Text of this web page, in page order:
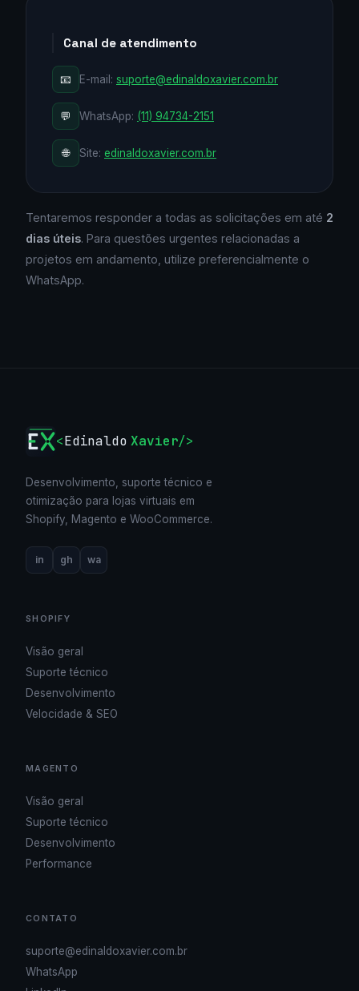
Canal de atendimento
📧 E-mail: suporte@edinaldoxavier.com.br
💬 WhatsApp: (11) 94734-2151
🌐 Site: edinaldoxavier.com.br
Tentaremos responder a todas as solicitações em até 2
dias úteis. Para questões urgentes relacionadas a
projetos em andamento, utilize preferencialmente o
WhatsApp.
<Edinaldo Xavier/>
Desenvolvimento, suporte técnico e
otimização para lojas virtuais em
Shopify, Magento e WooCommerce.
in gh wa
SHOPIFY
Visão geral
Suporte técnico
Desenvolvimento
Velocidade & SEO
MAGENTO
Visão geral
Suporte técnico
Desenvolvimento
Performance
CONTATO
suporte@edinaldoxavier.com.br
WhatsApp